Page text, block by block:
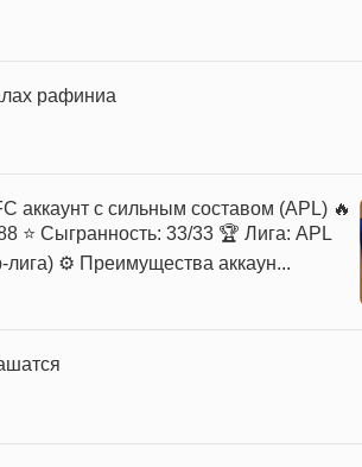
рафиниа
аккаунт с сильным составом (APL) 🔥
⭐ Сыгранность: 33/33 🏆 Лига: APL
лига) ⚙️ Преимущества аккаун...